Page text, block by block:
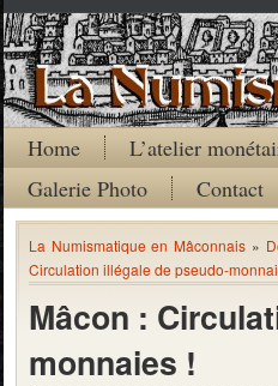
Home L’atelier
Galerie Photo
Contact
La Numismatique en Mâconnais »
Circulation illégale de pseudo-
Mâcon :
monnaies !